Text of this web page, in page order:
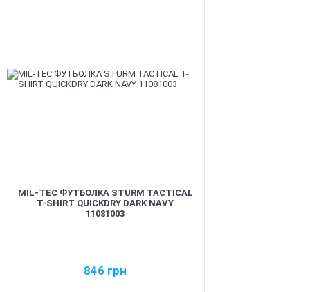
MIL-TEC ФУТБОЛКА STURM TACTICAL
T-SHIRT QUICKDRY DARK NAVY
11081003
846 грн